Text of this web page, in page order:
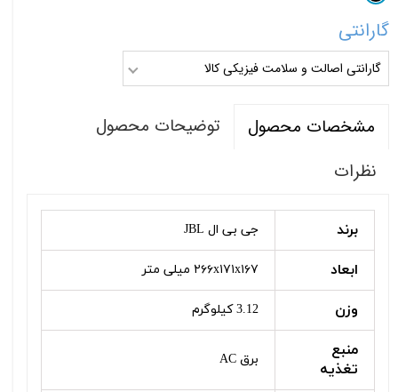
گارانتی
گارانتی اصالت و سلامت فیزیکی کالا
مشخصات محصول
توضیحات محصول
نظرات
برند جی بی ال JBL
ابعاد ۲۶۶x۱۷۱x۱۶۷ میلی متر
وزن 3.12 کیلوگرم
منبع
تغذیه
برق AC